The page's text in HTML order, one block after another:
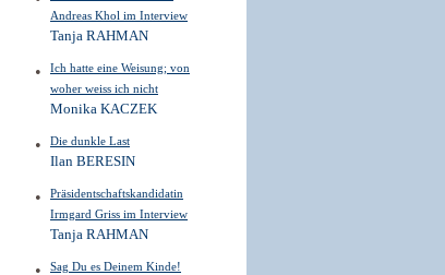
Andreas Khol im Interview
Tanja RAHMAN
Ich hatte eine Weisung; von
woher weiss ich nicht
Monika KACZEK
Die dunkle Last
Ilan BERESIN
Präsidentschaftskandidatin
Irmgard Griss im Interview
Tanja RAHMAN
Sag Du es Deinem Kinde!